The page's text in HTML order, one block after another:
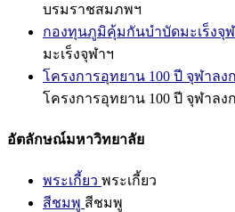
บรมราชสมภพฯ
กองทุนภูมิคุ้มกันบำบัดมะเร็งจุ
มะเร็งจุฬาฯ
โครงการอุทยาน 100 ปี จุฬาล
โครงการอุทยาน 100 ปี จุฬาล
อัตลักษณ์มหาวิทยาลัย
พระเกี้ยว พระเกี้ยว
สีชมพู สีชมพู